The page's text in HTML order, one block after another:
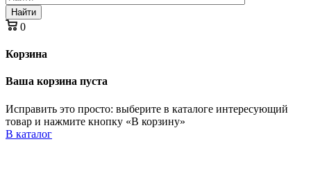
Найти
0
Корзина
Ваша корзина пуста
Исправить это просто: выберите в каталоге интересующий
товар и нажмите кнопку «В корзину»
В каталог